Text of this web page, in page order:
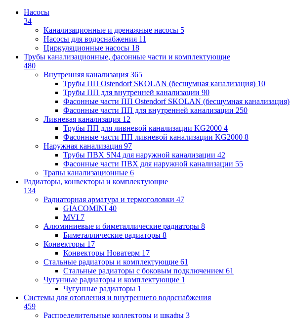
Насосы
34
Канализационные и дренажные насосы 5
Насосы для водоснабжения 11
Циркуляционные насосы 18
Трубы канализационные, фасонные части и комплектующие
480
Внутренняя канализация 365
Трубы ПП Ostendorf SKOLAN (бесшумная канализация) 10
Трубы ПП для внутренней канализации 90
Фасонные части ПП Ostendorf SKOLAN (бесшумная канализация)
Фасонные части ПП для внутренней канализации 250
Ливневая канализация 12
Трубы ПП для ливневой канализации KG2000 4
Фасонные части ПП ливневой канализации KG2000 8
Наружная канализация 97
Трубы ПВХ SN4 для наружной канализации 42
Фасонные части ПВХ для наружной канализации 55
Трапы канализационные 6
Радиаторы, конвекторы и комплектующие
134
Радиаторная арматура и термоголовки 47
GIACOMINI 40
MVI 7
Алюминиевые и биметаллические радиаторы 8
Биметаллические радиаторы 8
Конвекторы 17
Конвекторы Новатерм 17
Стальные радиаторы и комплектующие 61
Стальные радиаторы с боковым подключением 61
Чугунные радиаторы и комплектующие 1
Чугунные радиаторы 1
Системы для отопления и внутреннего водоснабжения
459
Распределительные коллекторы и шкафы 3